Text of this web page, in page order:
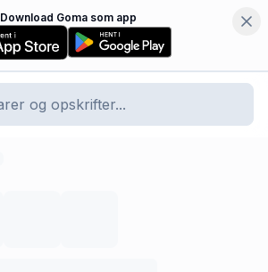
Download Goma som app